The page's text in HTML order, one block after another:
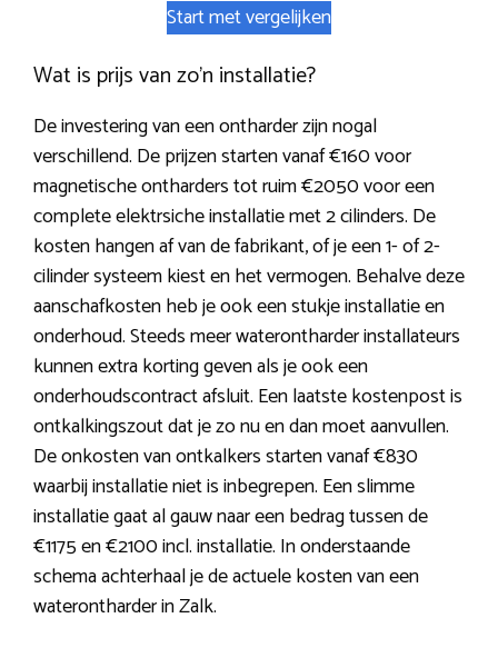
Start met vergelijken
Wat is prijs van zo’n installatie?
De investering van een ontharder zijn nogal
verschillend. De prijzen starten vanaf €160 voor
magnetische ontharders tot ruim €2050 voor een
complete elektrsiche installatie met 2 cilinders. De
kosten hangen af van de fabrikant, of je een 1- of 2-
cilinder systeem kiest en het vermogen. Behalve deze
aanschafkosten heb je ook een stukje installatie en
onderhoud. Steeds meer waterontharder installateurs
kunnen extra korting geven als je ook een
onderhoudscontract afsluit. Een laatste kostenpost is
ontkalkingszout dat je zo nu en dan moet aanvullen.
De onkosten van ontkalkers starten vanaf €830
waarbij installatie niet is inbegrepen. Een slimme
installatie gaat al gauw naar een bedrag tussen de
€1175 en €2100 incl. installatie. In onderstaande
schema achterhaal je de actuele kosten van een
waterontharder in Zalk.